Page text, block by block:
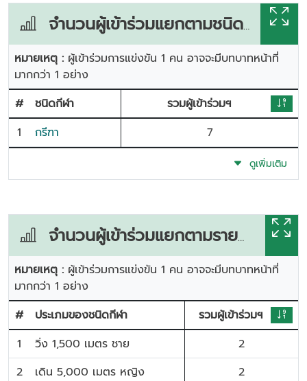
จำนวนผู้เข้าร่วมแยกตามชนิดกีฬา
หมายเหตุ : ผู้เข้าร่วมการแข่งขัน 1 คน อาจจะมีบทบาทหน้าที่
มากกว่า 1 อย่าง
#
ชนิดกีฬา
รวมผู้เข้าร่วมฯ
1
กรีฑา 7
ดูเพิ่มเติม
จำนวนผู้เข้าร่วมแยกตามรายการแข่งขัน
หมายเหตุ : ผู้เข้าร่วมการแข่งขัน 1 คน อาจจะมีบทบาทหน้าที่
มากกว่า 1 อย่าง
#
ประเภมของชนิดกีฬา
รวมผู้เข้าร่วมฯ
1
วิ่ง 1,500 เมตร ชาย
2
2
เดิน 5,000 เมตร หญิง
2